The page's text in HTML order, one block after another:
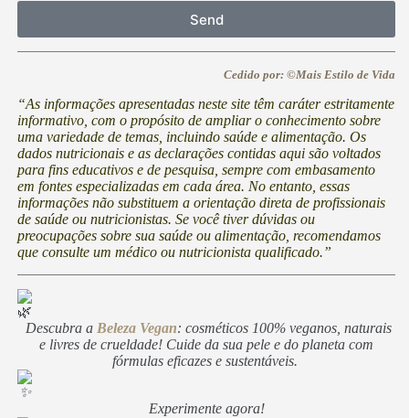
Send
Cedido por: ©Mais Estilo de Vida
“As informações apresentadas neste site têm caráter estritamente
informativo, com o propósito de ampliar o conhecimento sobre
uma variedade de temas, incluindo saúde e alimentação. Os
dados nutricionais e as declarações contidas aqui são voltados
para fins educativos e de pesquisa, sempre com embasamento
em fontes especializadas em cada área. No entanto, essas
informações não substituem a orientação direta de profissionais
de saúde ou nutricionistas. Se você tiver dúvidas ou
preocupações sobre sua saúde ou alimentação, recomendamos
que consulte um médico ou nutricionista qualificado.”
Descubra a Beleza Vegan: cosméticos 100% veganos, naturais
e livres de crueldade! Cuide da sua pele e do planeta com
fórmulas eficazes e sustentáveis.
Experimente agora!